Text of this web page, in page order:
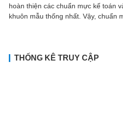
hoàn thiện các chuẩn mực kế toán
khuôn mẫu thống nhất. Vậy, chuẩn
THỐNG KÊ TRUY CẬP